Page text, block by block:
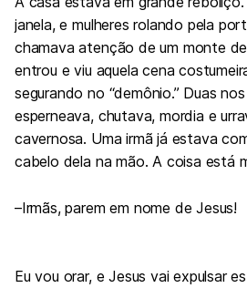
janela, e mulheres rolando pela
chamava atenção de um monte
entrou e viu aquela cena
segurando no “demônio.” Duas
esperneava, chutava, mordia e
cavernosa. Uma irmã já estava
cabelo dela na mão. A coisa está
–Irmãs, paremem nome de Jesus!
Eu vou orar, e Jesus vai expulsar